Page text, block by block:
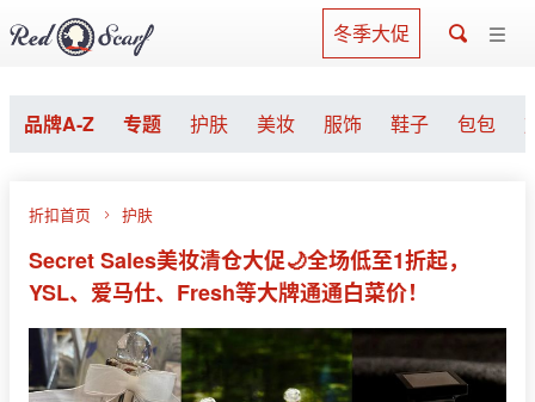
冬季大促
品牌A-Z 专题 护肤 美妆 服饰 鞋子 包包
折扣首页 护肤
Secret Sales美妆清仓大促🌙全场低至1折起，
YSL、爱马仕、Fresh等大牌通通白菜价！